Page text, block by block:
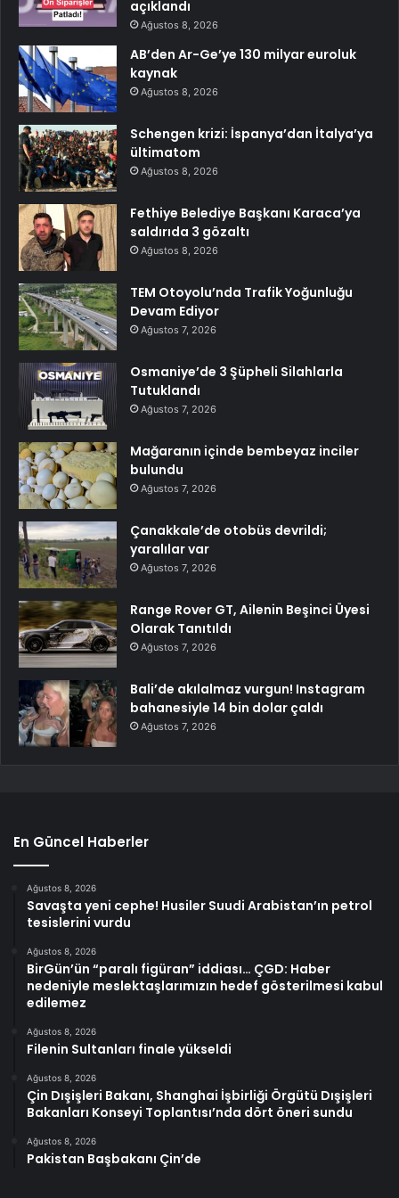
açıklandı
Ağustos 8, 2026
AB’den Ar-Ge’ye 130 milyar euroluk
kaynak
Ağustos 8, 2026
Schengen krizi: İspanya’dan İtalya’ya
ültimatom
Ağustos 8, 2026
Fethiye Belediye Başkanı Karaca’ya
saldırıda 3 gözaltı
Ağustos 8, 2026
TEM Otoyolu’nda Trafik Yoğunluğu
Devam Ediyor
Ağustos 7, 2026
Osmaniye’de 3 Şüpheli Silahlarla
Tutuklandı
Ağustos 7, 2026
Mağaranın içinde bembeyaz inciler
bulundu
Ağustos 7, 2026
Çanakkale’de otobüs devrildi;
yaralılar var
Ağustos 7, 2026
Range Rover GT, Ailenin Beşinci Üyesi
Olarak Tanıtıldı
Ağustos 7, 2026
Bali’de akılalmaz vurgun! Instagram
bahanesiyle 14 bin dolar çaldı
Ağustos 7, 2026
En Güncel Haberler
Ağustos 8, 2026
Savaşta yeni cephe! Husiler Suudi Arabistan’ın petrol
tesislerini vurdu
Ağustos 8, 2026
BirGün’ün “paralı figüran” iddiası… ÇGD: Haber
nedeniyle meslektaşlarımızın hedef gösterilmesi kabul
edilemez
Ağustos 8, 2026
Filenin Sultanları finale yükseldi
Ağustos 8, 2026
Çin Dışişleri Bakanı, Shanghai İşbirliği Örgütü Dışişleri
Bakanları Konseyi Toplantısı’nda dört öneri sundu
Ağustos 8, 2026
Pakistan Başbakanı Çin’de